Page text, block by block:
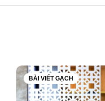
10m² để kiểm tra.
độ rộng mạch ghép cần
BÀI VIẾT GẠCH